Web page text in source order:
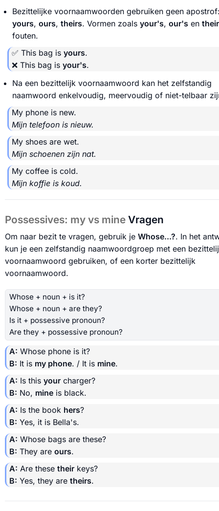
Bezittelijke voornaamwoorden gebruiken geen
yours, ours, theirs. Vormen zoals your's, our's en
fouten.
✅ This bag is yours.
❌ This bag is your's.
Na een bezittelijk voornaamwoord kan het zelfstandig
naamwoord enkelvoudig, meervoudig of niet-telbaar
My phone is new.
Mijn telefoon is nieuw.
My shoes are wet.
Mijn schoenen zijn nat.
My coffee is cold.
Mijn koffie is koud.
Possessives: my vs mine Vragen
Om naar bezit te vragen, gebruik je Whose...?. In het
kun je een zelfstandig naamwoordgroep met een
voornaamwoord gebruiken, of een korter bezittelijk
voornaamwoord.
Whose + noun + is it?
Whose + noun + are they?
Is it + possessive pronoun?
Are they + possessive pronoun?
A: Whose phone is it?
B: It is my phone. / It is mine.
A: Is this your charger?
B: No, mine is black.
A: Is the book hers?
B: Yes, it is Bella's.
A: Whose bags are these?
B: They are ours.
A: Are these their keys?
B: Yes, they are theirs.